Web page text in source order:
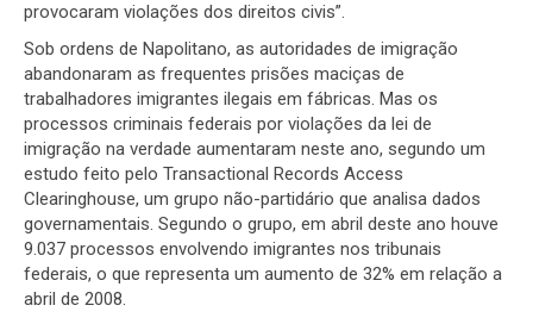
provocaram violações dos direitos civis”.
Sob ordens de Napolitano, as autoridades de imigração
abandonaram as frequentes prisões maciças de
trabalhadores imigrantes ilegais em fábricas. Mas os
processos criminais federais por violações da lei de
imigração na verdade aumentaram neste ano, segundo um
estudo feito pelo Transactional Records Access
Clearinghouse, um grupo não-partidário que analisa dados
governamentais. Segundo o grupo, em abril deste ano houve
9.037 processos envolvendo imigrantes nos tribunais
federais, o que representa um aumento de 32% em relação a
abril de 2008.